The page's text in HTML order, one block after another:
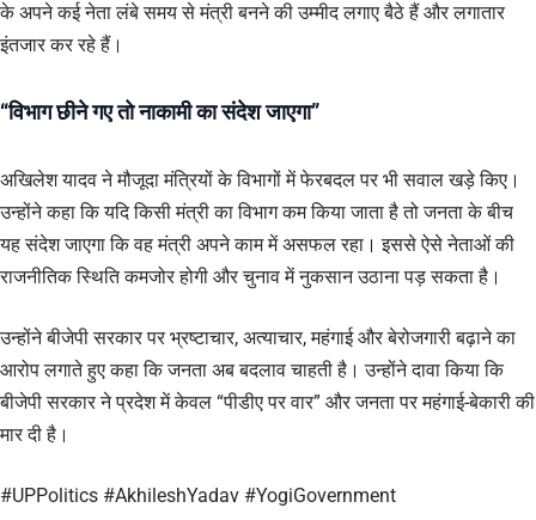
के अपने कई नेता लंबे समय से मंत्री बनने की उम्मीद लगाए बैठे हैं और लगातार
इंतजार कर रहे हैं।
“विभाग छीने गए तो नाकामी का संदेश जाएगा”
अखिलेश यादव ने मौजूदा मंत्रियों के विभागों में फेरबदल पर भी सवाल खड़े किए।
उन्होंने कहा कि यदि किसी मंत्री का विभाग कम किया जाता है तो जनता के बीच
यह संदेश जाएगा कि वह मंत्री अपने काम में असफल रहा। इससे ऐसे नेताओं की
राजनीतिक स्थिति कमजोर होगी और चुनाव में नुकसान उठाना पड़ सकता है।
उन्होंने बीजेपी सरकार पर भ्रष्टाचार, अत्याचार, महंगाई और बेरोजगारी बढ़ाने का
आरोप लगाते हुए कहा कि जनता अब बदलाव चाहती है। उन्होंने दावा किया कि
बीजेपी सरकार ने प्रदेश में केवल “पीडीए पर वार” और जनता पर महंगाई-बेकारी की
मार दी है।
#UPPolitics #AkhileshYadav #YogiGovernment